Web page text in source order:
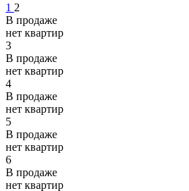
1 2
В продаже
нет квартир
3
В продаже
нет квартир
4
В продаже
нет квартир
5
В продаже
нет квартир
6
В продаже
нет квартир